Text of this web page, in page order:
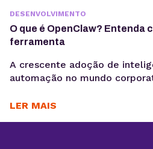
DESENVOLVIMENTO
O que é OpenClaw? Entenda
ferramenta
A crescente adoção de
automação no mundo
coleta, análise e ativação de
LER MAIS